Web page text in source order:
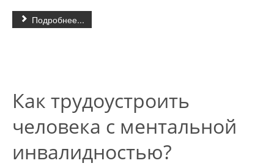
Подробнее...
Как трудоустроить
человека с ментальной
инвалидностью?